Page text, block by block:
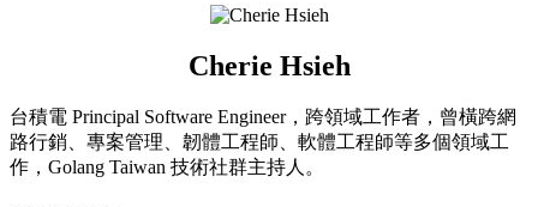
Cherie Hsieh
台積電 Principal Software Engineer，跨領域工作者，曾橫跨網
路行銷、專案管理、韌體工程師、軟體工程師等多個領域工
作，Golang Taiwan 技術社群主持人。